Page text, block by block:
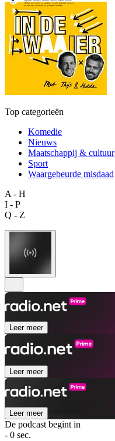
Top categorieën
Komedie
Nieuws
Maatschappij & cultuur
Sport
Waargebeurde misdaad
A - H
I - P
Q - Z
Leer meer
Leer meer
Leer meer
De podcast begint in
- 0 sec.